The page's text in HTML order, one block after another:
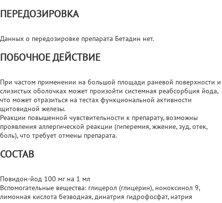
ПЕРЕДОЗИРОВКА
Данных о передозировке препарата Бетадин нет.
ПОБОЧНОЕ ДЕЙСТВИЕ
При частом применении на большой площади раневой поверхности и
слизистых оболочках может произойти системная реабсорбция йода,
что может отразиться на тестах функциональной активности
щитовидной железы.
Реакции повышенной чувствительности к препарату, возможны
проявления аллергической реакции (гиперемия, жжение, зуд, отек,
боль), что требует отмены препарата.
СОСТАВ
Повидон-йод 100 мг на 1 мл
Вспомогательные вещества: глицерол (глицерин), ноноксинол 9,
лимонная кислота безводная, динатрия гидрофосфат, натрия